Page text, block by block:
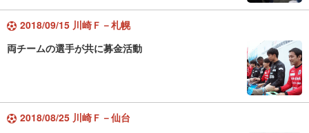
2018/09/15 川崎Ｆ－札幌
両チームの選手が共に募金活動
2018/08/25 川崎Ｆ－仙台